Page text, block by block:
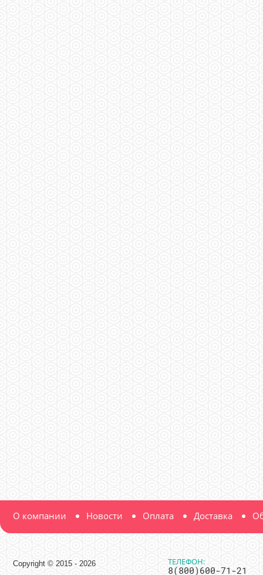
О компании Новости Оплата Доставка
Copyright © 2015 - 2026 ТЕЛЕФОН:
8(800)600-71-21